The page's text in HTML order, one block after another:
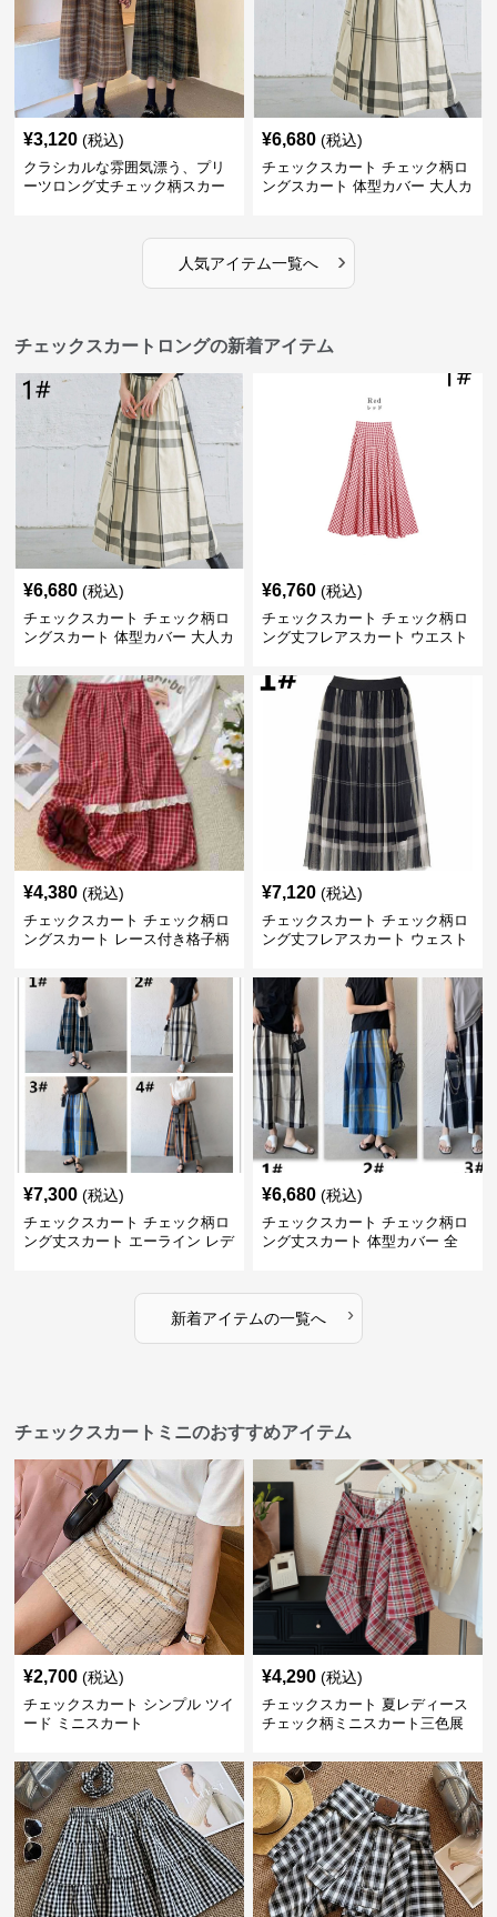
¥3,120 (税込)
クラシカルな雰囲気漂う、プリ
ーツロング丈チェック柄スカー
¥6,680 (税込)
チェックスカート チェック柄ロ
ングスカート 体型カバー 大人カ
人気アイテム一覧へ ›
チェックスカートロングの新着アイテム
¥6,680 (税込)
チェックスカート チェック柄ロ
ングスカート 体型カバー 大人カ
¥6,760 (税込)
チェックスカート チェック柄ロ
ング丈フレアスカート ウエスト
¥4,380 (税込)
チェックスカート チェック柄ロ
ングスカート レース付き格子柄
¥7,120 (税込)
チェックスカート チェック柄ロ
ング丈フレアスカート ウェスト
¥7,300 (税込)
チェックスカート チェック柄ロ
ング丈スカート エーライン レデ
¥6,680 (税込)
チェックスカート チェック柄ロ
ング丈スカート 体型カバー 全
新着アイテムの一覧へ ›
チェックスカートミニのおすすめアイテム
¥2,700 (税込)
チェックスカート シンプル ツイ
ード ミニスカート
¥4,290 (税込)
チェックスカート 夏レディース
チェック柄ミニスカート三色展